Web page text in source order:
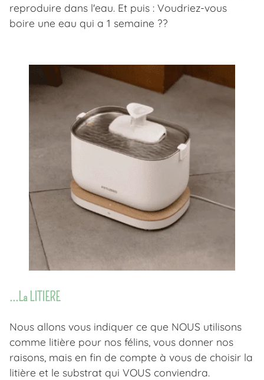
reproduire dans l'eau. Et puis : Voudriez-vous
boire une eau qui a 1 semaine ??
...La LITIERE
Nous allons vous indiquer ce que NOUS utilisons
comme litière pour nos félins, vous donner nos
raisons, mais en fin de compte à vous de choisir la
litière et le substrat qui VOUS conviendra.